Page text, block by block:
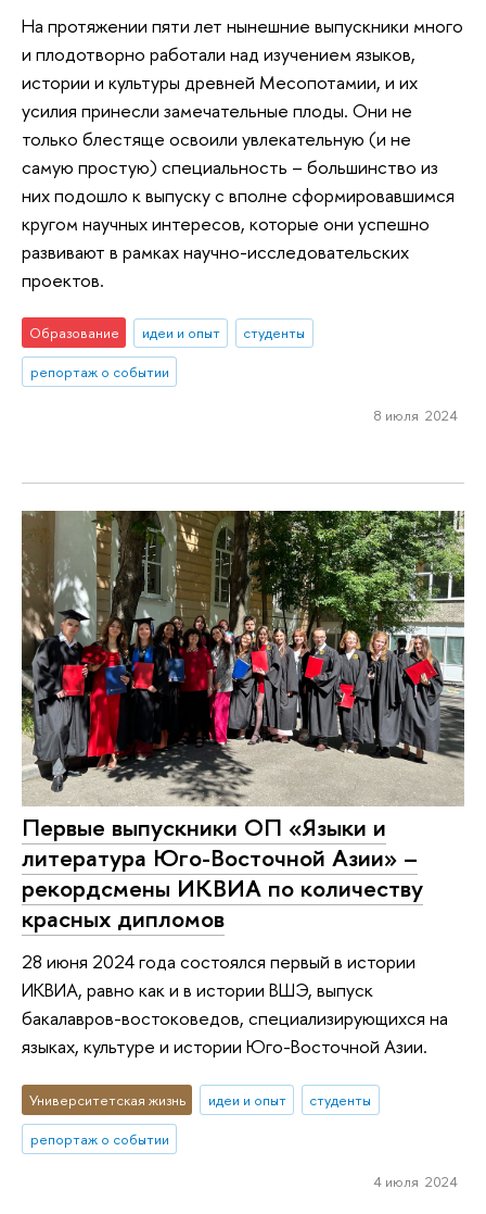
На протяжении пяти лет нынешние выпускники много
и плодотворно работали над изучением языков,
истории и культуры древней Месопотамии, и их
усилия принесли замечательные плоды. Они не
только блестяще освоили увлекательную (и не
самую простую) специальность – большинство из
них подошло к выпуску с вполне сформировавшимся
кругом научных интересов, которые они успешно
развивают в рамках научно-исследовательских
проектов.
Образование идеи и опыт
студенты
репортаж о событии
8 июля 2024
Первые выпускники ОП «Языки и
литература Юго-Восточной Азии» –
рекордсмены ИКВИА по количеству
красных дипломов
28 июня 2024 года состоялся первый в истории
ИКВИА, равно как и в истории ВШЭ, выпуск
бакалавров-востоковедов, специализирующихся на
языках, культуре и истории Юго-Восточной Азии.
Университетская жизнь идеи и опыт
студенты
репортаж о событии
4 июля 2024